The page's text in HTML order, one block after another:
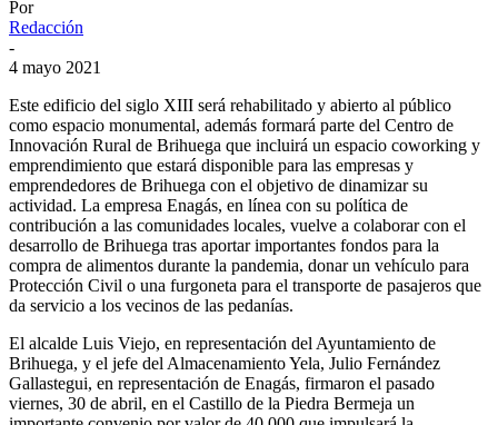
Por
Redacción
-
4 mayo 2021
Este edificio del siglo XIII será rehabilitado y abierto al público
como espacio monumental, además formará parte del Centro de
Innovación Rural de Brihuega que incluirá un espacio coworking y
emprendimiento que estará disponible para las empresas y
emprendedores de Brihuega con el objetivo de dinamizar su
actividad. La empresa Enagás, en línea con su política de
contribución a las comunidades locales, vuelve a colaborar con el
desarrollo de Brihuega tras aportar importantes fondos para la
compra de alimentos durante la pandemia, donar un vehículo para
Protección Civil o una furgoneta para el transporte de pasajeros que
da servicio a los vecinos de las pedanías.
El alcalde Luis Viejo, en representación del Ayuntamiento de
Brihuega, y el jefe del Almacenamiento Yela, Julio Fernández
Gallastegui, en representación de Enagás, firmaron el pasado
viernes, 30 de abril, en el Castillo de la Piedra Bermeja un